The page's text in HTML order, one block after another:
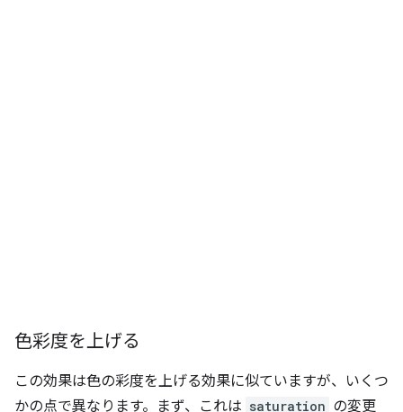
色彩度を上げる
この効果は色の彩度を上げる効果に似ていますが、いくつ
かの点で異なります。まず、これは saturation の変更